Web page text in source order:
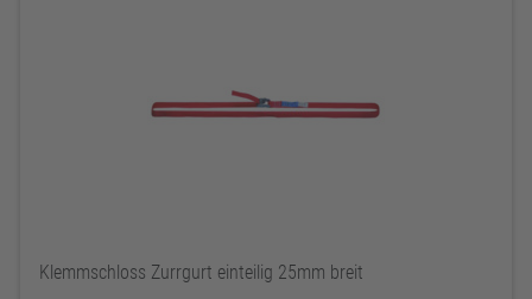
Klemmschloss Zurrgurt einteilig 25mm breit